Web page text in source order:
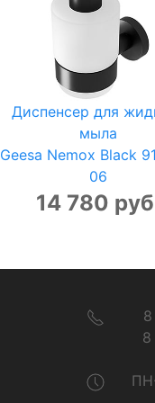
Диспенсер для
мыла
Geesa Nemox Black
06
14 780